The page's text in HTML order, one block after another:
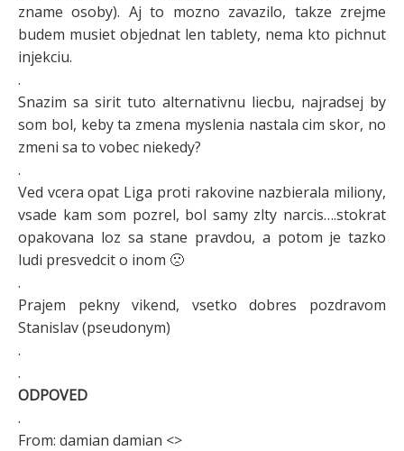
zname osoby). Aj to mozno zavazilo, takze zrejme
budem musiet objednat len tablety, nema kto pichnut
injekciu.
.
Snazim sa sirit tuto alternativnu liecbu, najradsej by
som bol, keby ta zmena myslenia nastala cim skor, no
zmeni sa to vobec niekedy?
.
Ved vcera opat Liga proti rakovine nazbierala miliony,
vsade kam som pozrel, bol samy zlty narcis….stokrat
opakovana loz sa stane pravdou, a potom je tazko
ludi presvedcit o inom 🙁
.
Prajem pekny vikend, vsetko dobres pozdravom
Stanislav (pseudonym)
.
.
ODPOVED
.
From: damian damian <>